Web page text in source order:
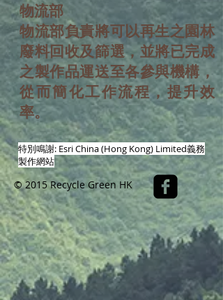
物流部
物流部負責將可以再生之園林
廢料回收及篩選，並將已完成
之製作品運送至各參與機構，
從而簡化工作流程，提升效
率。
特別鳴謝: Esri China (Hong Kong) Limited義務
製作網站
© 2015 Recycle Green HK